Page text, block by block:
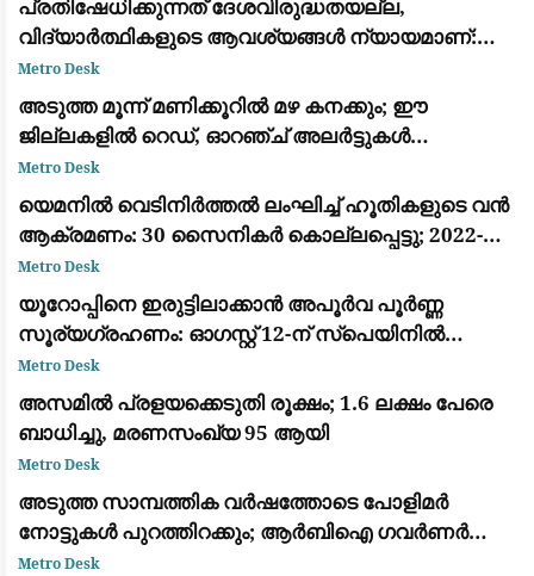
പ്രതിഷേധിക്കുന്നത് ദേശവിരുദ്ധതയല്ല,
വിദ്യാർത്ഥികളുടെ ആവശ്യങ്ങൾ ന്യായമാണ്:
ആർ.എസ്.എസ് മേധാവി മോഹൻ ഭാഗവത്
Metro Desk
അടുത്ത മൂന്ന് മണിക്കൂറിൽ മഴ കനക്കും; ഈ
ജില്ലകളിൽ റെഡ്, ഓറഞ്ച് അലർട്ടുകൾ
പ്രഖ്യാപിച്ചു
Metro Desk
യെമനിൽ വെടിനിർത്തൽ ലംഘിച്ച് ഹൂതികളുടെ വൻ
ആക്രമണം: 30 സൈനികർ കൊല്ലപ്പെട്ടു; 2022-ന്
ശേഷമുള്ള ഏറ്റവും വലിയ ഏറ്റുമുട്ടൽ
Metro Desk
യൂറോപ്പിനെ ഇരുട്ടിലാക്കാൻ അപൂർവ പൂർണ്ണ
സൂര്യഗ്രഹണം: ഓഗസ്റ്റ് 12-ന് സ്പെയിനിൽ
പ്രകൃതിയുടെ വിസ്മയക്കാഴ്ച
Metro Desk
അസമിൽ പ്രളയക്കെടുതി രൂക്ഷം; 1.6 ലക്ഷം പേരെ
ബാധിച്ചു, മരണസംഖ്യ 95 ആയി
Metro Desk
അടുത്ത സാമ്പത്തിക വർഷത്തോടെ പോളിമർ
നോട്ടുകൾ പുറത്തിറക്കും; ആർബിഐ ഗവർണർ
സഞ്ജയ് മൽഹോത്ര
Metro Desk